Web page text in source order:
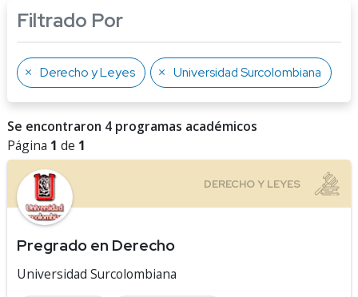
Filtrado Por
Derecho y Leyes Universidad Surcolombiana
Se encontraron 4 programas académicos
Página 1 de 1
Pregrado en Derecho
Universidad Surcolombiana